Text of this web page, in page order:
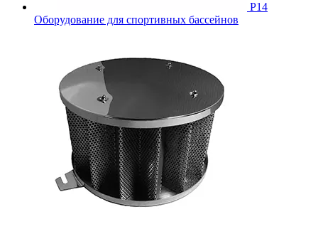
Р14
Оборудование для спортивных бассейнов